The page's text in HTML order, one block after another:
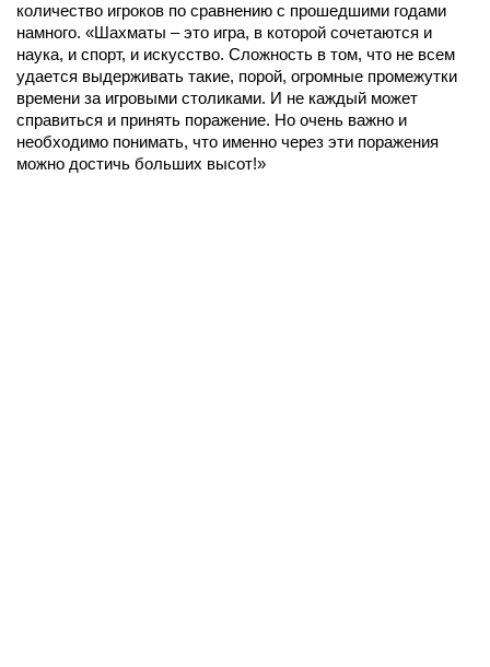
количество игроков по сравнению с прошедшими годами
намного. «Шахматы – это игра, в которой сочетаются и
наука, и спорт, и искусство. Сложность в том, что не всем
удается выдерживать такие, порой, огромные промежутки
времени за игровыми столиками. И не каждый может
справиться и принять поражение. Но очень важно и
необходимо понимать, что именно через эти поражения
можно достичь больших высот!»